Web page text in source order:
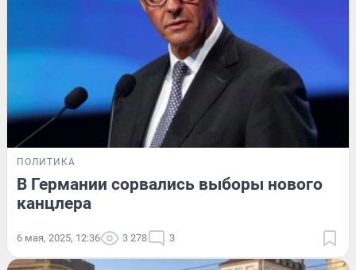
ПОЛИТИКА
В Германии сорвались выборы нового
канцлера
6 мая, 2025, 12:36 3 278 3